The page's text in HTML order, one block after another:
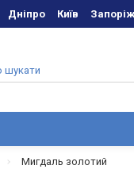
Дніпро Київ
Мигдаль золотий